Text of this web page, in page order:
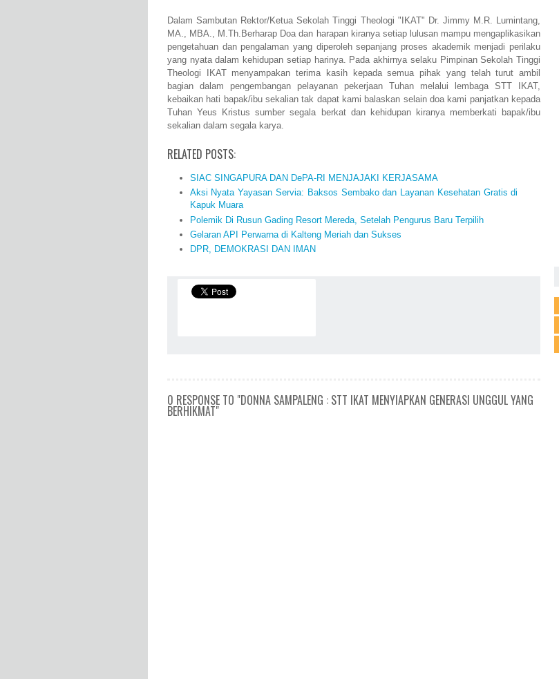
Dalam Sambutan Rektor/Ketua Sekolah Tinggi Theologi "IKAT" Dr. Jimmy M.R. Lumintang,
MA., MBA., M.Th.Berharap Doa dan harapan kiranya setiap lulusan mampu mengaplikasikan
pengetahuan dan pengalaman yang diperoleh sepanjang proses akademik menjadi perilaku
yang nyata dalam kehidupan setiap harinya. Pada akhirnya selaku Pimpinan Sekolah Tinggi
Theologi IKAT menyampakan terima kasih kepada semua pihak yang telah turut ambil
bagian dalam pengembangan pelayanan pekerjaan Tuhan melalui lembaga STT IKAT,
kebaikan hati bapak/ibu sekalian tak dapat kami balaskan selain doa kami panjatkan kepada
Tuhan Yeus Kristus sumber segala berkat dan kehidupan kiranya memberkati bapak/ibu
sekalian dalam segala karya.
RELATED POSTS:
SIAC SINGAPURA DAN DePA-RI MENJAJAKI KERJASAMA
Aksi Nyata Yayasan Servia: Baksos Sembako dan Layanan Kesehatan Gratis di
Kapuk Muara
Polemik Di Rusun Gading Resort Mereda, Setelah Pengurus Baru Terpilih
Gelaran API Perwarna di Kalteng Meriah dan Sukses
DPR, DEMOKRASI DAN IMAN
0 RESPONSE TO "DONNA SAMPALENG : STT IKAT MENYIAPKAN GENERASI UNGGUL YANG
BERHIKMAT"